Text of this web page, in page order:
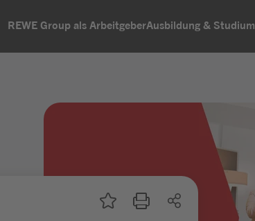
REWE Group als ArbeitgeberAusbildung & Studium